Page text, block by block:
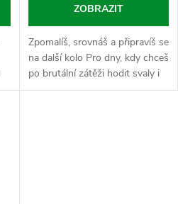
ZOBRAZIT
Zpomalíš, srovnáš a připravíš se
na další kolo Pro dny, kdy chceš
po brutální zátěži hodit svaly i
hlavu do klidu a mít večer čistý